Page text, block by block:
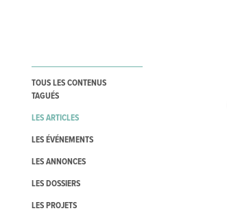
TOUS LES CONTENUS
TAGUÉS
LES ARTICLES
LES ÉVÉNEMENTS
LES ANNONCES
LES DOSSIERS
LES PROJETS